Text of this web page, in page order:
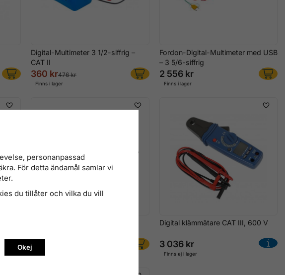
Digital-Multimeter 3 1/2-siffrig –
CAT II
360 kr476 kr
Finns i lager
Fordon-Digital-Multimeter med USB
– 3 5/6-siffrig
2 556 kr
Finns i lager
1 356 kr
Digital klämmätare CAT III, 600 V
3 036 kr
Finns ej i lager
personanpassad
För detta ändamål samlar vi
du tillåter och vilka du vill
Okej